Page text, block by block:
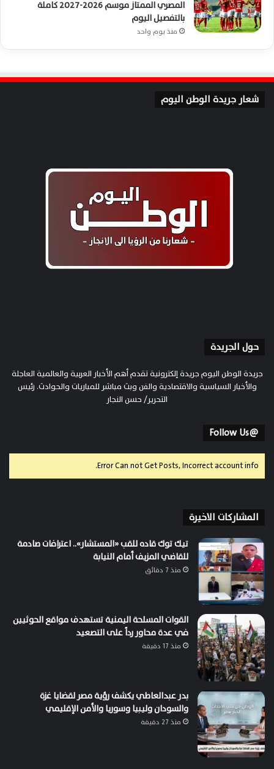
المصري الممتاز موسم 2026-2027 كاملة
بالتفصيل اليوم
منذ يوم واحد
شعار جريدة الوطن اليوم
حول الجريدة
جريدة الوطن اليوم جريدة إلكترونية تقدم أهم الأخبار العربية والعالمية العاجلة
والأخبار السياسية والاقتصادية والفن وبث مباشر للمباريات والحوادث. رئيس
التحرير/ حسن النجار
@Follow Us
Error Can not Get Posts, Incorrect account info.
المشاركات الاخيرة
تيك توك قاده للقب «المستشار».. اعترافات صادمة
للقاضي المزيف أمام النيابة
منذ 7 دقائق
القوات المسلحة اليمنية تستهدف مواقع الحوثيين
في عدة محاور رداً على التصعيد
منذ 17 دقيقة
بدر عبدالعاطي يكشف رؤية مصر لقضايا غزة
والسودان وليبيا وسوريا والأمن الإقليمي
منذ 27 دقيقة